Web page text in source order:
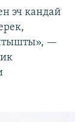
эч кандай
—